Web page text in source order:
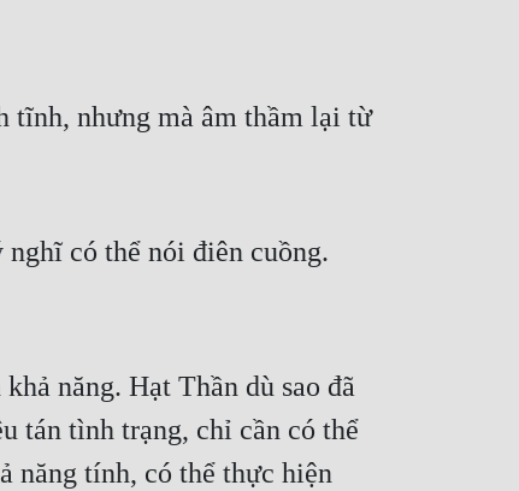
tĩnh, nhưng mà âm thầm lại từ
có thể nói điên cuồng.
năng. Hạt Thần dù sao đã
tán tình trạng, chỉ cần có thể
năng tính, có thể thực hiện